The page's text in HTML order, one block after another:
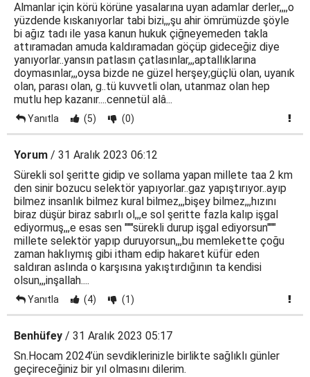
Almanlar için körü körüne yasalarına uyan adamlar derler,,,,o
yüzdende kıskanıyorlar tabi bizi,,,şu ahir ömrümüzde şöyle
bi ağız tadı ile yasa kanun hukuk çiğneyemeden takla
attıramadan amuda kaldıramadan göçüp gideceğiz diye
yanıyorlar..yansın patlasın çatlasınlar,,,aptallıklarına
doymasınlar,,,oysa bizde ne güzel herşey;güçlü olan, uyanık
olan, parası olan, g..tü kuvvetli olan, utanmaz olan hep
mutlu hep kazanır....cennetül alâ...
Yanıtla (5) (0)
Yorum / 31 Aralık 2023 06:12
Sürekli sol şeritte gidip ve sollama yapan millete taa 2 km
den sinir bozucu selektör yapıyorlar..gaz yapıştırıyor..ayıp
bilmez insanlık bilmez kural bilmez,,,bişey bilmez,,,hızını
biraz düşür biraz sabırlı ol,,,e sol şeritte fazla kalıp işgal
ediyormuş,,,e esas sen """sürekli durup işgal ediyorsun"""
millete selektör yapıp duruyorsun,,,bu memlekette çoğu
zaman haklıymış gibi itham edip hakaret küfür eden
saldıran aslında o karşısına yakıştırdığının ta kendisi
olsun,,,inşallah....
Yanıtla (4) (1)
Benhüfey / 31 Aralık 2023 05:17
Sn.Hocam 2024’ün sevdiklerinizle birlikte sağlıklı günler
geçireceğiniz bir yıl olmasını dilerim.